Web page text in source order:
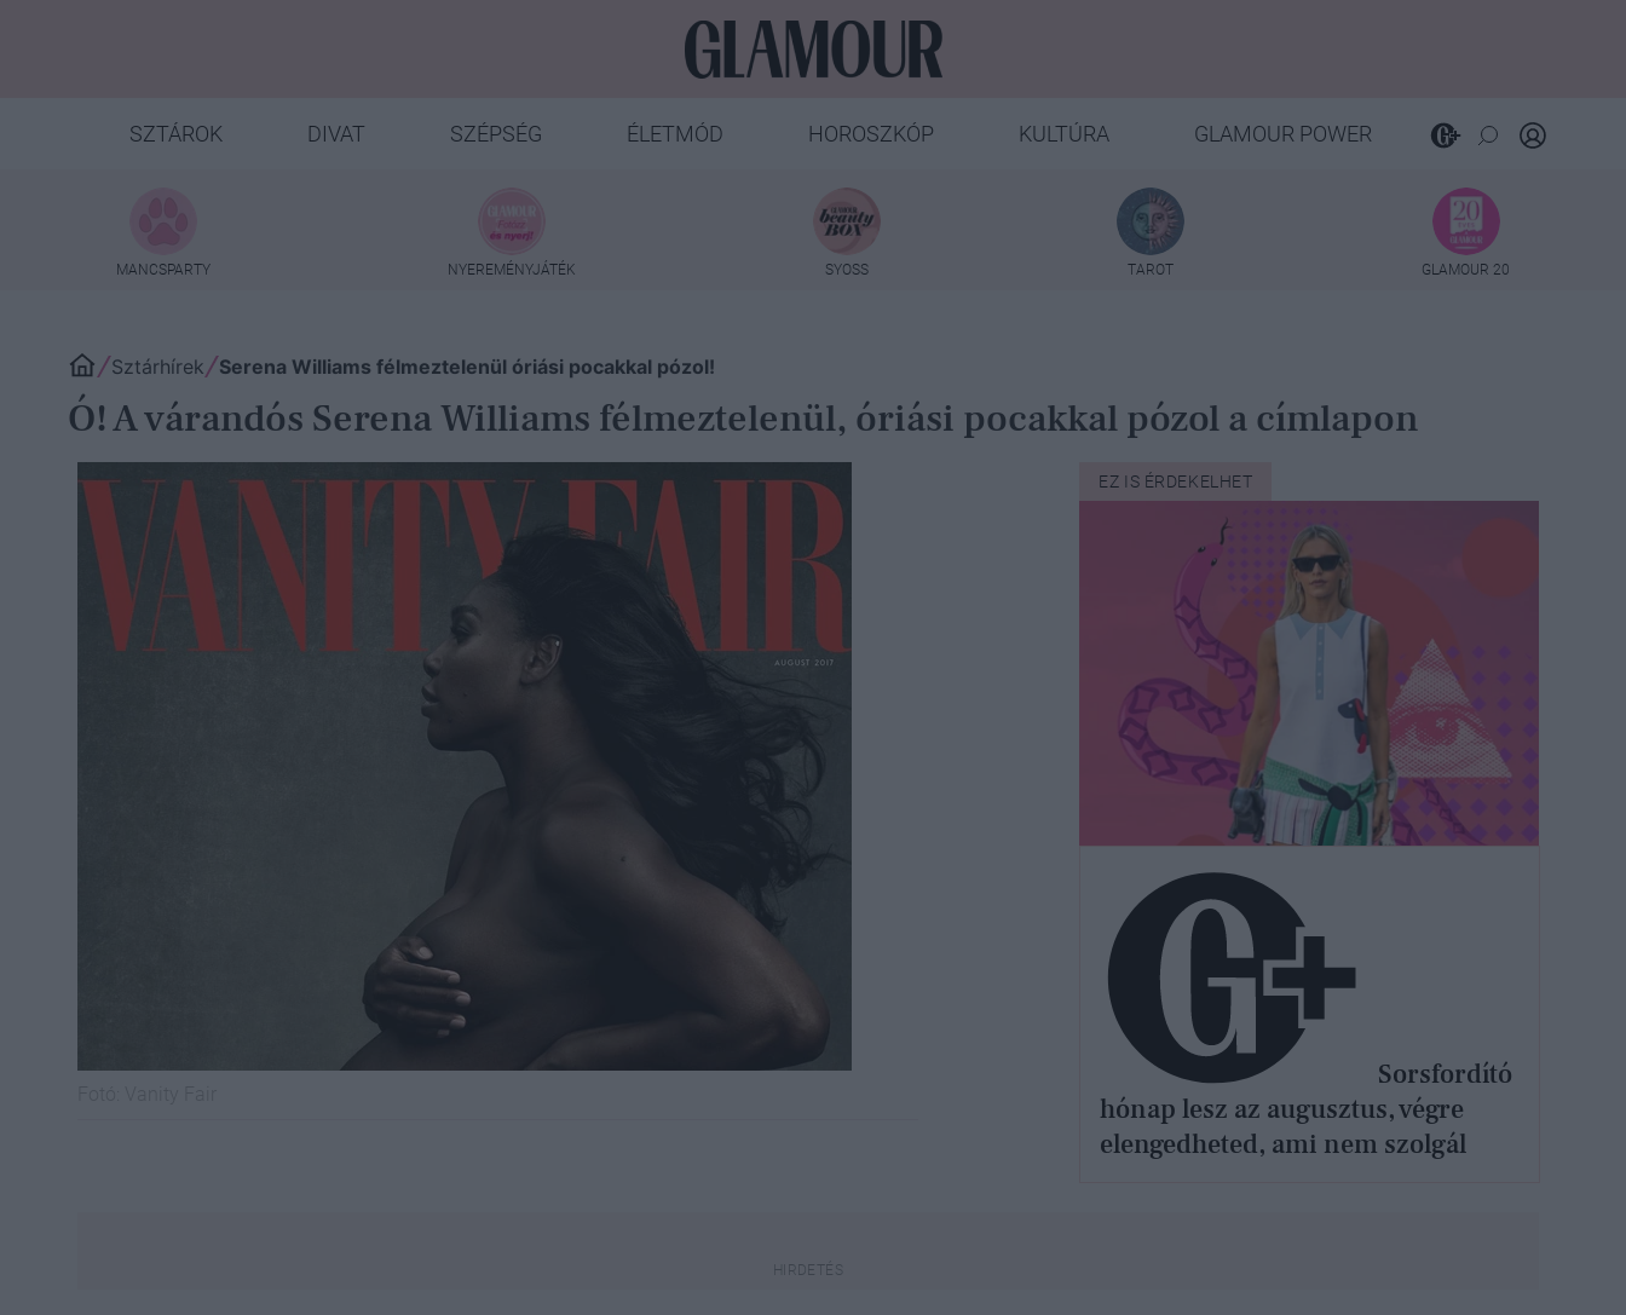
SZTÁROK DIVAT SZÉPSÉG ÉLETMÓD HOROSZKÓP KULTÚRA GLAMOUR POWER
MANCSPARTY NYEREMÉNYJÁTÉK SYOSS TAROT GLAMOUR 20
Sztárhírek Serena Williams félmeztelenül óriási pocakkal pózol!
Ó! A várandós Serena Williams félmeztelenül, óriási pocakkal pózol a címlapon
EZ IS ÉRDEKELHET
Sorsfordító
hónap lesz az augusztus, végre
elengedheted, ami nem szolgál